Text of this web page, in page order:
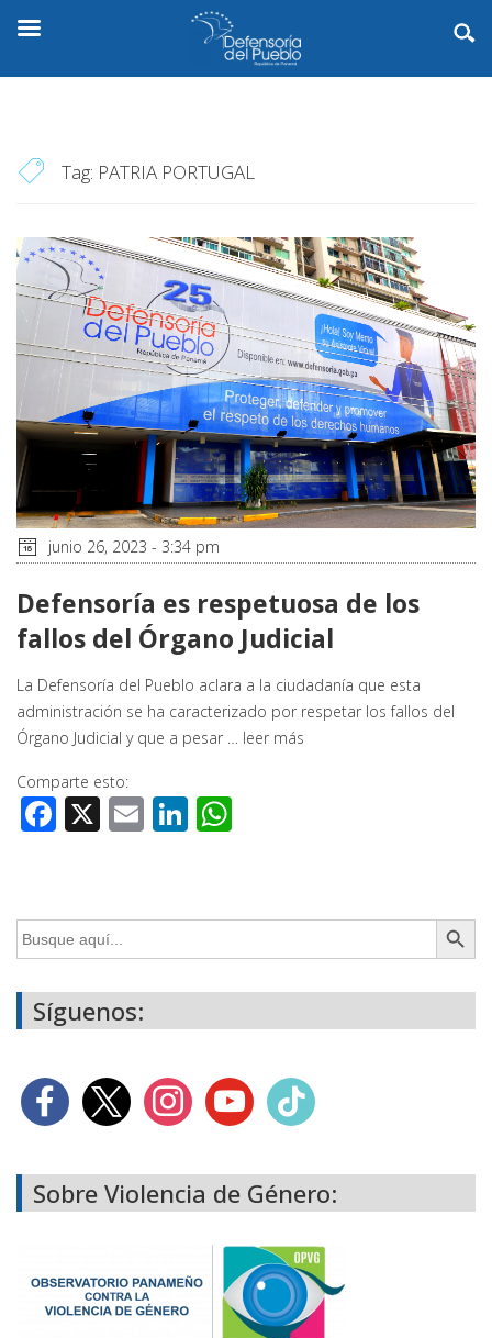
Tag: PATRIA PORTUGAL
junio 26, 2023 - 3:34 pm
Defensoría es respetuosa de los
fallos del Órgano Judicial
La Defensoría del Pueblo aclara a la ciudadanía que esta
administración se ha caracterizado por respetar los fallos del
Órgano Judicial y que a pesar … leer más
Comparte esto:
Facebook
X EmailLinkedIn
Buscar: Botón de
Síguenos:
Sobre Violencia de Género: